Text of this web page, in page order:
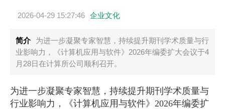
2026-04-29 15:27:46 企业文化
简介
为进一步凝聚专家智慧，持续提升期刊学术质量与行
业影响力，《计算机应用与软件》2026年编委扩大会议于4
月28日在计算所公司顺利召开。
为进一步凝聚专家智慧，持续提升期刊学术质量与
行业影响力，《计算机应用与软件》2026年编委扩